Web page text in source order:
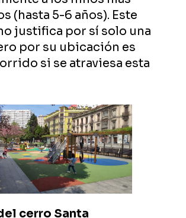
(hasta 5-6 años). Este
justifica por sí solo una
por su ubicación es
si se atraviesa esta
cerro Santa